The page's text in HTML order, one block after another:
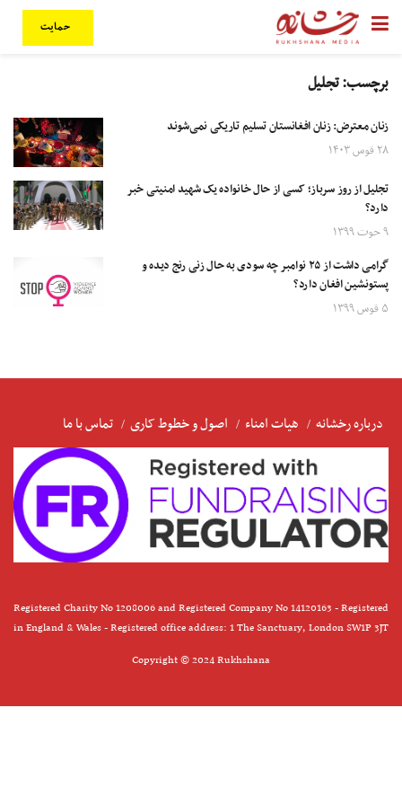
حمایت
برچسب:تجلیل
زنان معترض: زنان افغانستان تسلیم تاریکی نمی‌شوند
۲۸ قوس ۱۴۰۳
تجلیل از روز سرباز؛ کسی از حال خانواده یک شهید امنیتی خبر
دارد؟
۹ حوت ۱۳۹۹
گرامی داشت از ۲۵ نوامبر چه سودی به حال زنی رنج دیده و
پستونشین افغان دارد؟
۵ قوس ۱۳۹۹
درباره رخشانه هیات امناء اصول و خطوط کاری تماس با ما
Registered Charity No 1208006 and Registered Company No 14120163 - Registered
in England & Wales - Registered office address: 1 The Sanctuary, London SW1P 3JT
Copyright © 2024 Rukhshana